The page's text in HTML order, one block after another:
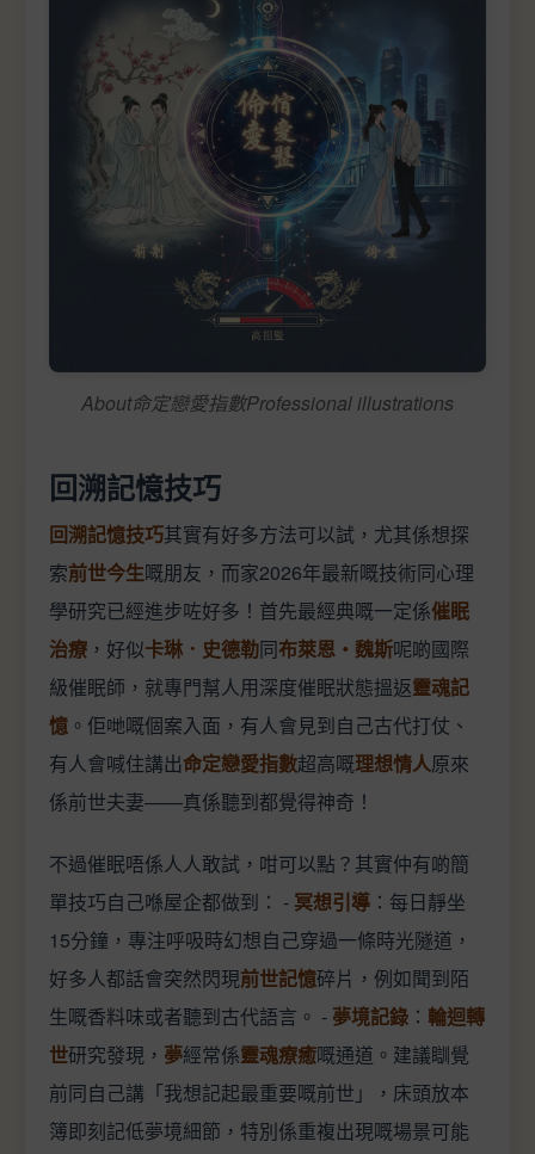
About命定戀愛指數Professional illustrations
回溯記憶技巧
回溯記憶技巧其實有好多方法可以試，尤其係想探
索前世今生嘅朋友，而家2026年最新嘅技術同心理
學研究已經進步咗好多！首先最經典嘅一定係催眠
治療 ，好似卡琳．史德勒同布萊恩‧魏斯呢啲國際
級催眠師，就專門幫人用深度催眠狀態搵返靈魂記
憶 。佢哋嘅個案入面，有人會見到自己古代打仗、
有人會喊住講出命定戀愛指數超高嘅理想情人原來
係前世夫妻——真係聽到都覺得神奇！
不過催眠唔係人人敢試，咁可以點？其實仲有啲簡
單技巧自己喺屋企都做到： - 冥想引導 ：每日靜坐
15分鐘，專注呼吸時幻想自己穿過一條時光隧道，
好多人都話會突然閃現前世記憶碎片，例如聞到陌
生嘅香料味或者聽到古代語言。 - 夢境記錄 ： 輪迴轉
世研究發現， 夢經常係靈魂療癒嘅通道。建議瞓覺
前同自己講「我想記起最重要嘅前世」，床頭放本
簿即刻記低夢境細節，特別係重複出現嘅場景可能